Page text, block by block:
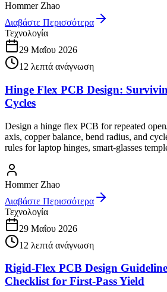
Hommer Zhao
Διαβάστε Περισσότερα
Τεχνολογία
29 Μαΐου 2026
12 λεπτά ανάγνωση
Hinge Flex PCB Design:
Cycles
Design a hinge flex PCB for repeated
axis, copper balance, bend radius, and
rules for laptop hinges, smart-glasses
Hommer Zhao
Διαβάστε Περισσότερα
Τεχνολογία
29 Μαΐου 2026
12 λεπτά ανάγνωση
Rigid-Flex PCB Design
Checklist for First-Pass Yield